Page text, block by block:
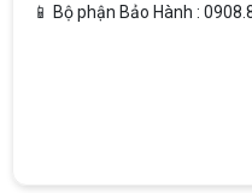
📱 Bộ phận Bảo Hành :